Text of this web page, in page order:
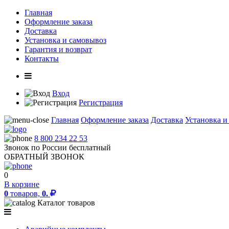
Главная
Оформление заказа
Доставка
Установка и самовывоз
Гарантия и возврат
Контакты
Вход
Регистрация
Главная Оформление заказа Доставка Установка
8 800 234 22 53
Звонок по России бесплатный
ОБРАТНЫЙ ЗВОНОК
0
В корзине
0 товаров, 0.
Каталог товаров